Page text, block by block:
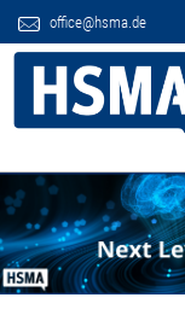
office@hsma.de